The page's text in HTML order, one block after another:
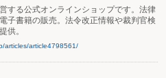
する公式オンラインショップです。法律
子書籍の販売。法令改正情報や裁判官検
供。
articles/article4798561/